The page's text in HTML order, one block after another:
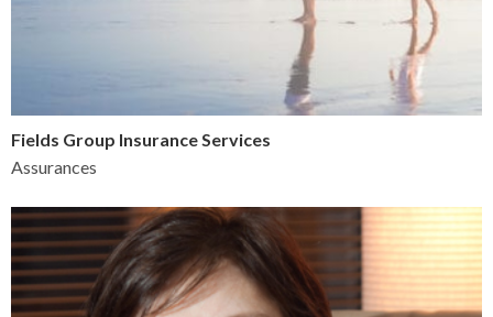
Fields Group Insurance Services
Assurances